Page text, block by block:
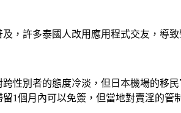
，許多泰國人改用應用程式交友，導
性別者的態度冷淡，但日本機場的移
1個月內可以免簽，但當地對賣淫的管